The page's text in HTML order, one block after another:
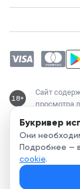
Букривер
Они
Подробнее —
cookie.
Магические
Современный
Любовное
18+
Сайт
просмотра
Служба
support@bookriver.ru
2020-
©
объединяющая